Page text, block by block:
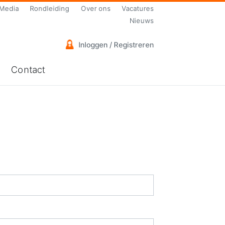
Media Rondleiding Over ons
Vacatures
Nieuws
Inloggen / Registreren
Contact